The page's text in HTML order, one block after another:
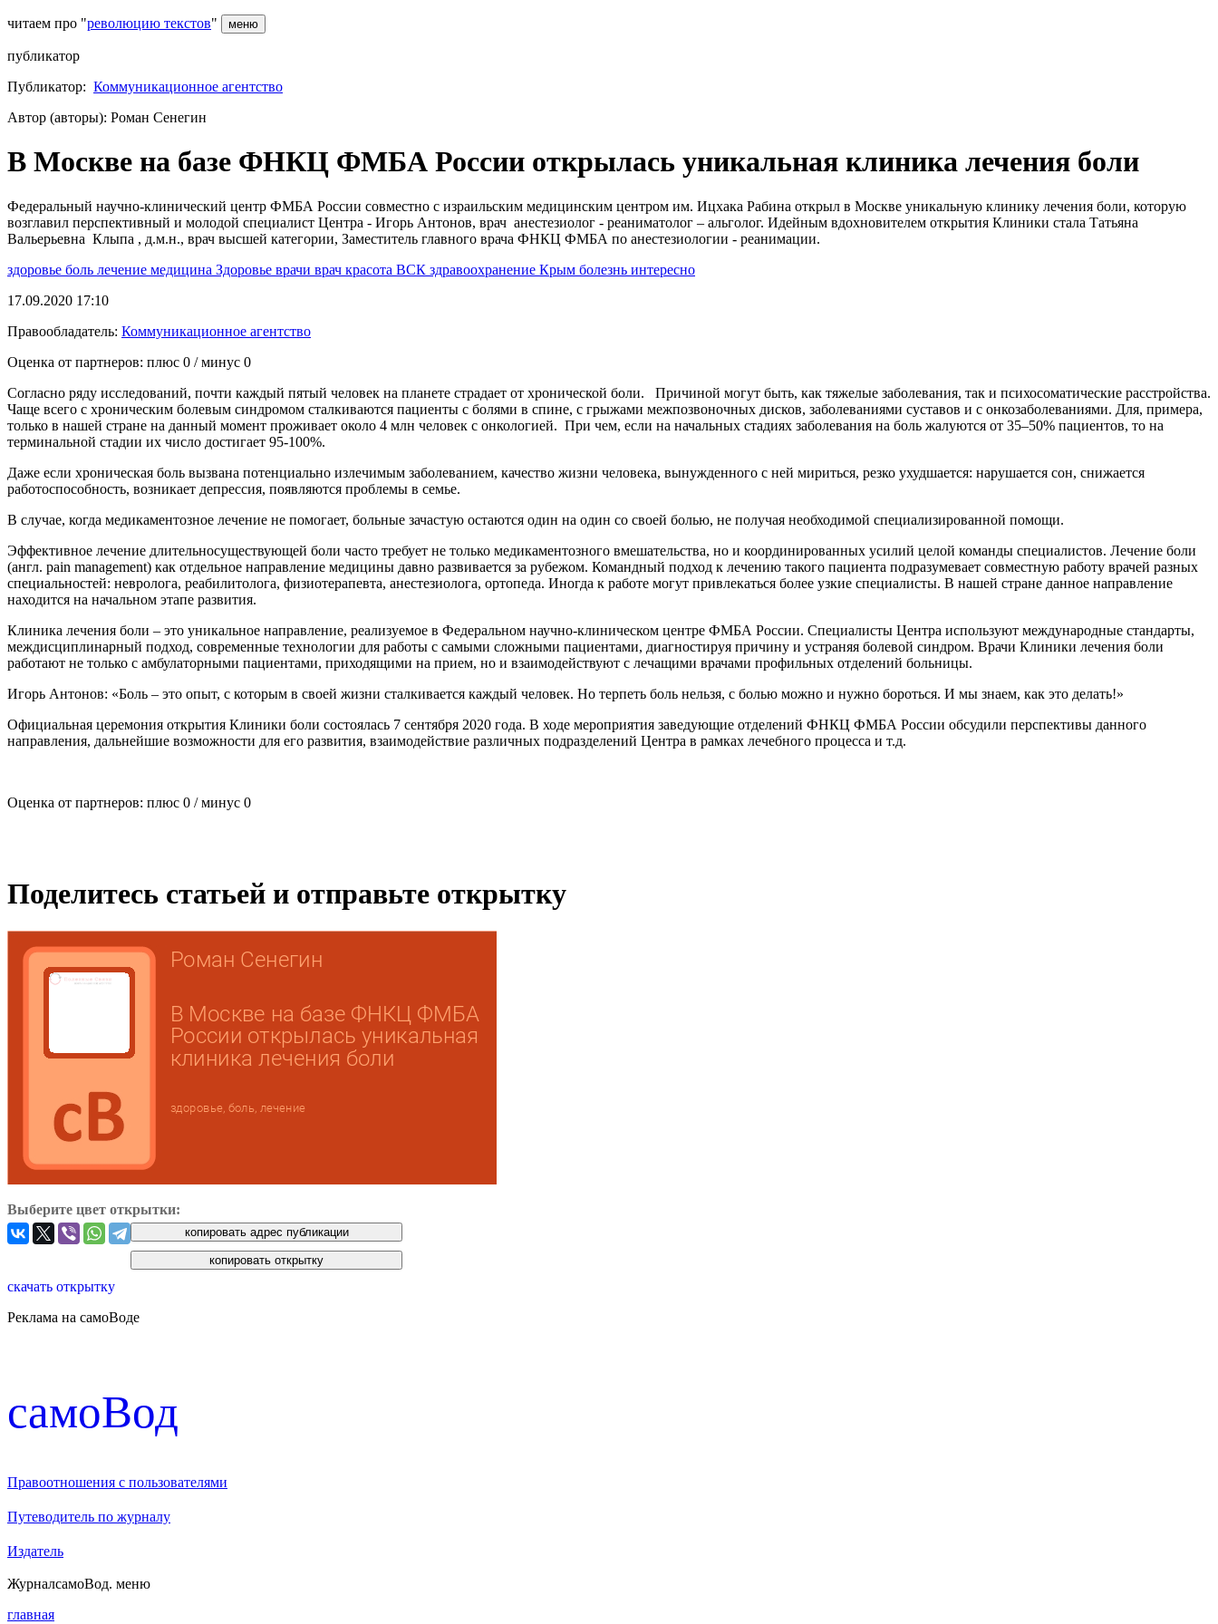
читаем про "революцию текстов" меню
публикатор
Публикатор: Коммуникационное агентство
Автор (авторы): Роман Сенегин
В Москве на базе ФНКЦ ФМБА России открылась уникальная клиника лечения боли
Федеральный научно-клинический центр ФМБА России совместно с израильским медицинским центром им. Ицхака Рабина открыл в Москве уникальную клинику лечения боли, которую
возглавил перспективный и молодой специалист Центра - Игорь Антонов, врач анестезиолог - реаниматолог – альголог. Идейным вдохновителем открытия Клиники стала Татьяна
Вальерьевна Клыпа , д.м.н., врач высшей категории, Заместитель главного врача ФНКЦ ФМБА по анестезиологии - реанимации.
здоровье боль лечение медицина Здоровье врачи врач красота ВСК здравоохранение Крым болезнь интересно
17.09.2020 17:10
Правообладатель: Коммуникационное агентство
Оценка от партнеров: плюс 0 / минус 0
Согласно ряду исследований, почти каждый пятый человек на планете страдает от хронической боли. Причиной могут быть, как тяжелые заболевания, так и психосоматические расстройства.
Чаще всего с хроническим болевым синдромом сталкиваются пациенты с болями в спине, с грыжами межпозвоночных дисков, заболеваниями суставов и с онкозаболеваниями. Для, примера,
только в нашей стране на данный момент проживает около 4 млн человек с онкологией. При чем, если на начальных стадиях заболевания на боль жалуются от 35–50% пациентов, то на
терминальной стадии их число достигает 95-100%.
Даже если хроническая боль вызвана потенциально излечимым заболеванием, качество жизни человека, вынужденного с ней мириться, резко ухудшается: нарушается сон, снижается
работоспособность, возникает депрессия, появляются проблемы в семье.
В случае, когда медикаментозное лечение не помогает, больные зачастую остаются один на один со своей болью, не получая необходимой специализированной помощи.
Эффективное лечение длительносуществующей боли часто требует не только медикаментозного вмешательства, но и координированных усилий целой команды специалистов. Лечение боли
(англ. pain management) как отдельное направление медицины давно развивается за рубежом. Командный подход к лечению такого пациента подразумевает совместную работу врачей разных
специальностей: невролога, реабилитолога, физиотерапевта, анестезиолога, ортопеда. Иногда к работе могут привлекаться более узкие специалисты. В нашей стране данное направление
находится на начальном этапе развития.
Клиника лечения боли – это уникальное направление, реализуемое в Федеральном научно-клиническом центре ФМБА России. Специалисты Центра используют международные стандарты,
междисциплинарный подход, современные технологии для работы с самыми сложными пациентами, диагностируя причину и устраняя болевой синдром. Врачи Клиники лечения боли
работают не только с амбулаторными пациентами, приходящими на прием, но и взаимодействуют с лечащими врачами профильных отделений больницы.
Игорь Антонов: «Боль – это опыт, с которым в своей жизни сталкивается каждый человек. Но терпеть боль нельзя, с болью можно и нужно бороться. И мы знаем, как это делать!»
Официальная церемония открытия Клиники боли состоялась 7 сентября 2020 года. В ходе мероприятия заведующие отделений ФНКЦ ФМБА России обсудили перспективы данного
направления, дальнейшие возможности для его развития, взаимодействие различных подразделений Центра в рамках лечебного процесса и т.д.
Оценка от партнеров: плюс 0 / минус 0
Поделитесь статьей и отправьте открытку
Выберите цвет открытки:
скачать открытку
Реклама на самоВоде
cамоВод
Правоотношения с пользователями
Путеводитель по журналу
Издатель
ЖурналсамоВод. меню
главная